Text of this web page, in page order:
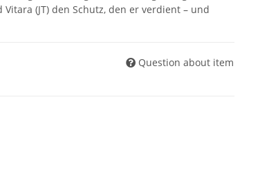
(JT) den Schutz, den er verdient – und
Question about item